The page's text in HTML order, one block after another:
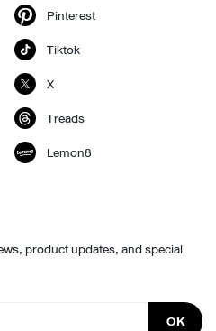
Pinterest
Tiktok
X
Treads
Lemon8
product updates, and special
OK